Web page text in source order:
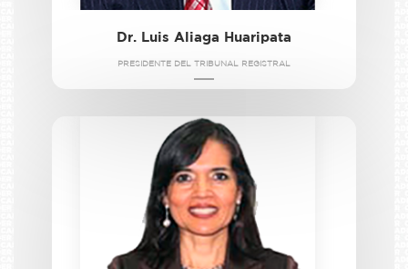
Dr. Luis Aliaga Huaripata
PRESIDENTE DEL TRIBUNAL REGISTRAL